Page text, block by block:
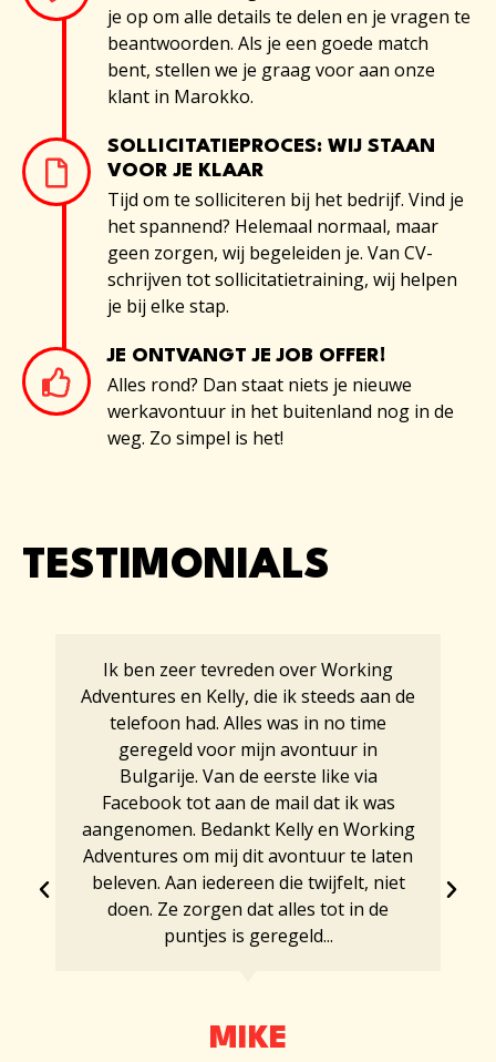
je op om alle details te delen en je vragen te
beantwoorden. Als je een goede match
bent, stellen we je graag voor aan onze
klant in Marokko.
SOLLICITATIEPROCES: WIJ STAAN
VOOR JE KLAAR
Tijd om te solliciteren bij het bedrijf. Vind je
het spannend? Helemaal normaal, maar
geen zorgen, wij begeleiden je. Van CV-
schrijven tot sollicitatietraining, wij helpen
je bij elke stap.
JE ONTVANGT JE JOB OFFER!
Alles rond? Dan staat niets je nieuwe
werkavontuur in het buitenland nog in de
weg. Zo simpel is het!
TESTIMONIALS
Ik ben zeer tevreden over Working
Adventures en Kelly, die ik steeds aan de
telefoon had. Alles was in no time
geregeld voor mijn avontuur in
Bulgarije. Van de eerste like via
Facebook tot aan de mail dat ik was
aangenomen. Bedankt Kelly en Working
Adventures om mij dit avontuur te laten
beleven. Aan iedereen die twijfelt, niet
doen. Ze zorgen dat alles tot in de
puntjes is geregeld...
MIKE